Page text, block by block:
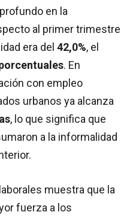
en la
al primer trimestre
era del 42,0%, el
. En
con empleo
urbanos ya alcanza
, lo que significa que
a la informalidad
muestra que la
fuerza a los